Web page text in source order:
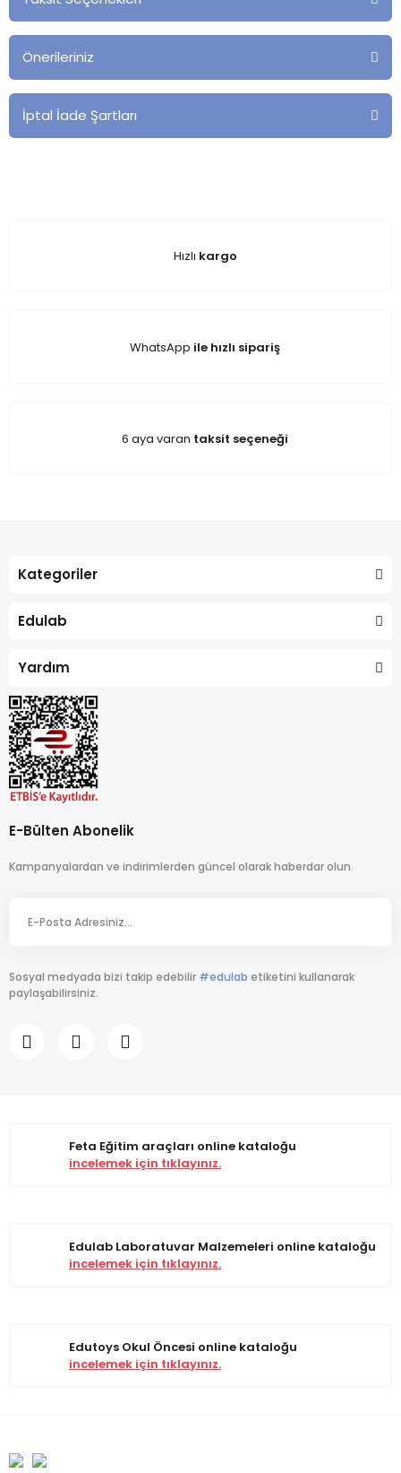
Önerileriniz
İptal İade Şartları
Hızlı kargo
WhatsApp ile hızlı sipariş
6 aya varan taksit seçeneği
Kategoriler
Edulab
Yardım
E-Bülten Abonelik
Kampanyalardan ve indirimlerden güncel olarak haberdar olun.
Sosyal medyada bizi takip edebilir #edulab etiketini kullanarak
paylaşabilirsiniz.
Feta Eğitim araçları online kataloğu
incelemek için tıklayınız.
Edulab Laboratuvar Malzemeleri online kataloğu
incelemek için tıklayınız.
Edutoys Okul Öncesi online kataloğu
incelemek için tıklayınız.